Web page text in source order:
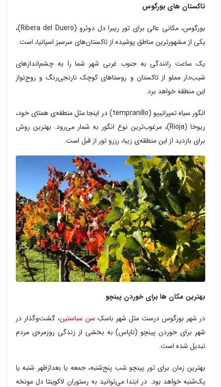
تاکستان های بورگوس
بورگوس، مکانی عالی برای تور ریبرا دل دوئرو (Ribera del Duero)،
یکی از مشهورترین مناطق پوشیده از تاکستان‌های سرسبز اسپانیا، است.
یک ساعت رانندگی به جنوب غربی شهر شما را به چشم‌اندازهای
شیب‌دار مملو از تاکستان‌ و روستاهای کوچک نارنجی‌رنگ و روح‌نواز
این منطقه خواهد برد.
انگور سیاه تمپرانییو (tempranillo) در اینجا مثل منطقه‌ی همتای خود،
ریوخا (Rioja)، مرغوب‌ترین نوع انگور به شمار می‌رود. بهترین روش
برای بازدید از این منطقه‌ی زیبا، رزرو تور از قبل است.
بهترین مکان ها برای خوردن پینچو
در شهر بورگوس درست مثل شهر باسکِ سن سباستین، گشت‌وگذار در
شهر برای خوردن پینچو (تاپاس) به بخشی از زندگی روزمره‌‌ی مردم
تبدیل شده است.
بهترین زمان برای تور پینچو شب پنج‌شنبه، جمعه یا بعدازظهر شنبه یا
یک‌شنبه خواهد بود. در ابتدا می‌توانید به رستوران لاکوینتا دل مونخه